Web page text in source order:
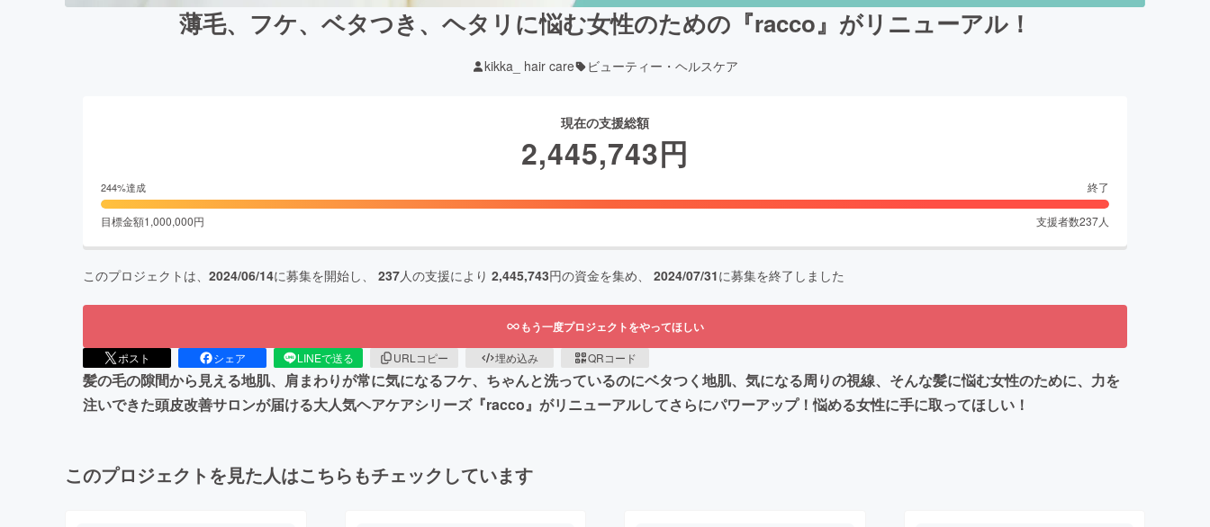
薄毛、フケ、ベタつき、ヘタリに悩む女性のための『racco』がリニューアル！
kikka_ hair care ビューティー・ヘルスケア
現在の支援総額
2,445,743円
244%達成 終了
目標金額1,000,000円 支援者数237人
このプロジェクトは、 2024/06/14に募集を開始し、 237人の支援により 2,445,743円の資金を集め、 2024/07/31に募集を終了しました
もう一度プロジェクトをやってほしい
ポスト シェア LINEで送る URLコピー 埋め込み QRコード
髪の毛の隙間から見える地肌、肩まわりが常に気になるフケ、ちゃんと洗っているのにベタつく地肌、気になる周りの視線、そんな髪に悩む女性のために、力を
注いできた頭皮改善サロンが届ける大人気ヘアケアシリーズ『racco』がリニューアルしてさらにパワーアップ！悩める女性に手に取ってほしい！
このプロジェクトを見た人はこちらもチェックしています